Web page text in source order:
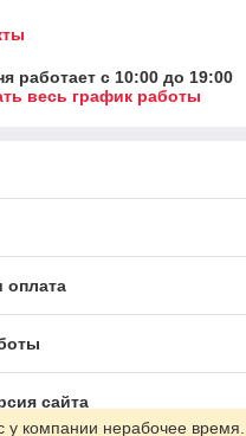
работает с 10:00 до 19:00
весь график работы
оплата
сайта
у компании нерабочее